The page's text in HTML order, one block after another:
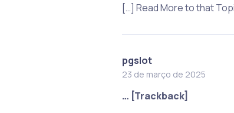
[…] Read More to that
pgslot
23 de março de 2025
… [Trackback]